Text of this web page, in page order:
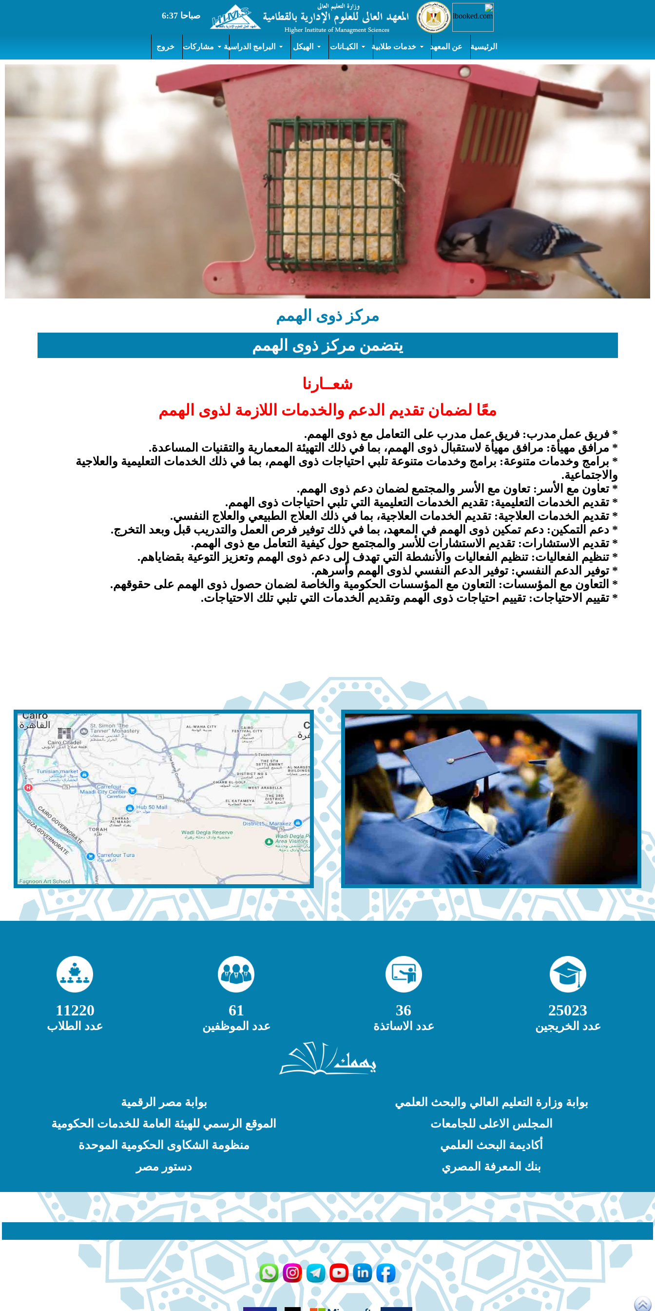
خروج مشاركات البرامج الدراسية الهيكل الكيـانات خدمات طلابية عن المعهد الرئيسية
مركز ذوى الهمم
يتضمن مركز ذوى الهمم
شعــارنا
معًا لضمان تقديم الدعم والخدمات اللازمة لذوى الهمم
* فريق عمل مدرب: فريق عمل مدرب على التعامل مع ذوى الهمم.
* مرافق مهيأة: مرافق مهيأة لاستقبال ذوى الهمم، بما في ذلك التهيئة المعمارية والتقنيات المساعدة.
* برامج وخدمات متنوعة: برامج وخدمات متنوعة تلبي احتياجات ذوى الهمم، بما في ذلك الخدمات التعليمية والعلاجية
والاجتماعية.
* تعاون مع الأسر: تعاون مع الأسر والمجتمع لضمان دعم ذوى الهمم.
* تقديم الخدمات التعليمية: تقديم الخدمات التعليمية التي تلبي احتياجات ذوى الهمم.
* تقديم الخدمات العلاجية: تقديم الخدمات العلاجية، بما في ذلك العلاج الطبيعي والعلاج النفسي.
* دعم التمكين: دعم تمكين ذوى الهمم في المعهد، بما في ذلك توفير فرص العمل والتدريب قبل وبعد التخرج.
* تقديم الاستشارات: تقديم الاستشارات للأسر والمجتمع حول كيفية التعامل مع ذوى الهمم.
* تنظيم الفعاليات: تنظيم الفعاليات والأنشطة التي تهدف إلى دعم ذوى الهمم وتعزيز التوعية بقضاياهم.
* توفير الدعم النفسي: توفير الدعم النفسي لذوى الهمم وأسرهم.
* التعاون مع المؤسسات: التعاون مع المؤسسات الحكومية والخاصة لضمان حصول ذوى الهمم على حقوقهم.
* تقييم الاحتياجات: تقييم احتياجات ذوى الهمم وتقديم الخدمات التي تلبي تلك الاحتياجات.
25023
36
61
11220
عدد الخريجين عدد الاساتذة عدد الموظفين عدد الطلاب
بوابة وزارة التعليم العالي والبحث العلمي
المجلس الاعلى للجامعات
أكاديمة البحث العلمي
بنك المعرفة المصري
بوابة مصر الرقمية
الموقع الرسمي للهيئة العامة للخدمات الحكومية
منظومة الشكاوى الحكومية الموحدة
دستور مصر